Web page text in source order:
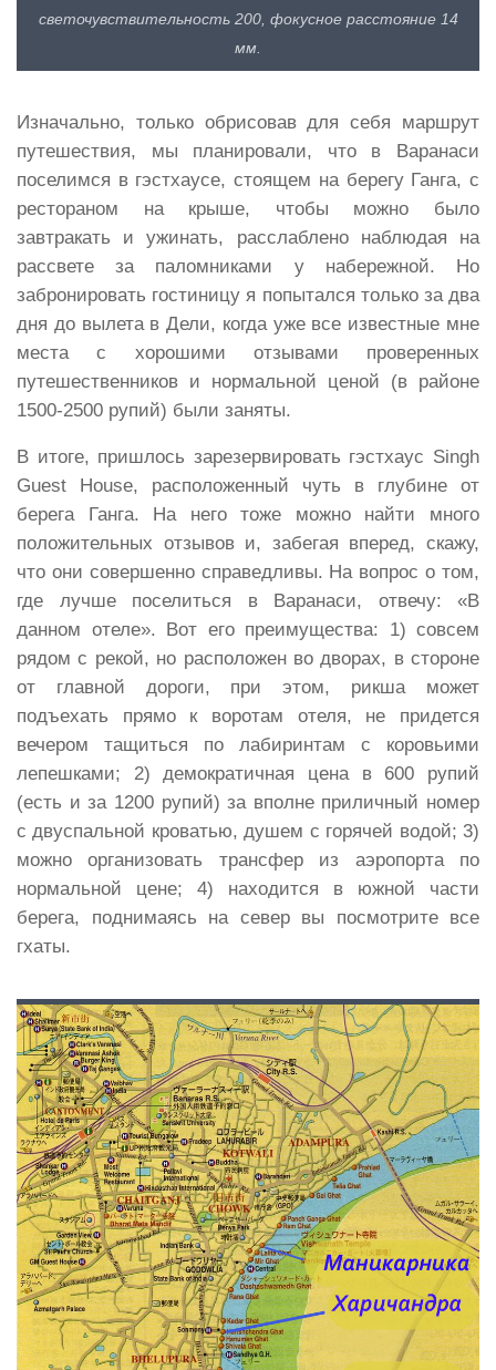
светочувствительность 200, фокусное расстояние 14
мм.
Изначально, только обрисовав для себя маршрут
путешествия, мы планировали, что в Варанаси
поселимся в гэстхаусе, стоящем на берегу Ганга, с
рестораном на крыше, чтобы можно было
завтракать и ужинать, расслаблено наблюдая на
рассвете за паломниками у набережной. Но
забронировать гостиницу я попытался только за два
дня до вылета в Дели, когда уже все известные мне
места с хорошими отзывами проверенных
путешественников и нормальной ценой (в районе
1500-2500 рупий) были заняты.
В итоге, пришлось зарезервировать гэстхаус Singh
Guest House, расположенный чуть в глубине от
берега Ганга. На него тоже можно найти много
положительных отзывов и, забегая вперед, скажу,
что они совершенно справедливы. На вопрос о том,
где лучше поселиться в Варанаси, отвечу: «В
данном отеле». Вот его преимущества: 1) совсем
рядом с рекой, но расположен во дворах, в стороне
от главной дороги, при этом, рикша может
подъехать прямо к воротам отеля, не придется
вечером тащиться по лабиринтам с коровьими
лепешками; 2) демократичная цена в 600 рупий
(есть и за 1200 рупий) за вполне приличный номер
с двуспальной кроватью, душем с горячей водой; 3)
можно организовать трансфер из аэропорта по
нормальной цене; 4) находится в южной части
берега, поднимаясь на север вы посмотрите все
гхаты.